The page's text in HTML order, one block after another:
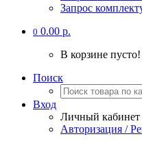
Запрос
0 0.00 р.
В корзине пусто!
Поиск
Вход
Личный кабинет
Авторизация /